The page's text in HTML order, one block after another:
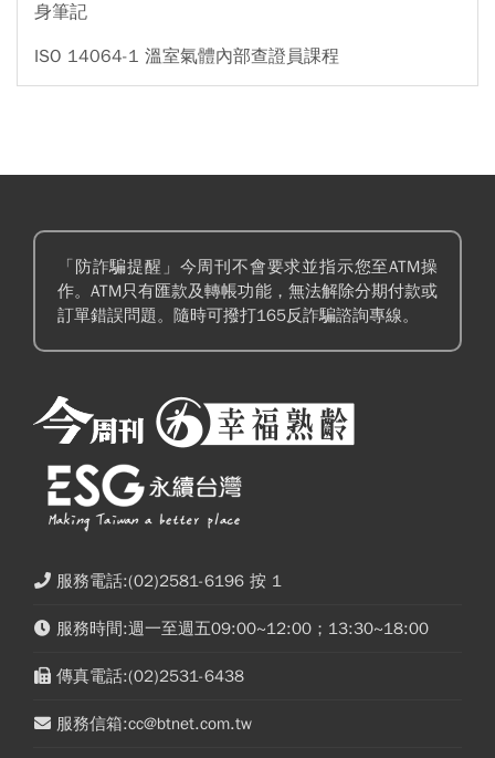
身筆記
ISO 14064-1 溫室氣體內部查證員課程
「防詐騙提醒」今周刊不會要求並指示您至ATM操
作。ATM只有匯款及轉帳功能，無法解除分期付款或
訂單錯誤問題。隨時可撥打165反詐騙諮詢專線。
服務電話:(02)2581-6196 按 1
服務時間:週一至週五09:00~12:00；13:30~18:00
傳真電話:(02)2531-6438
服務信箱:cc@btnet.com.tw